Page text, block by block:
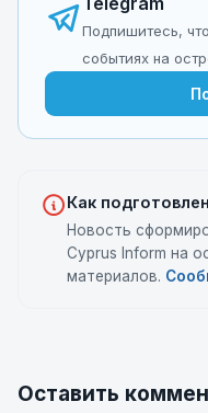
Подпишитесь,
событиях на
Как
Новость
Cyprus Inform на
материалов.
Оставить